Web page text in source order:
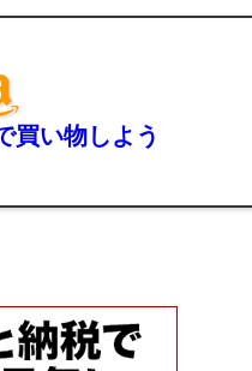
買い物しよう